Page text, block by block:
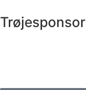
Trøjesponsor